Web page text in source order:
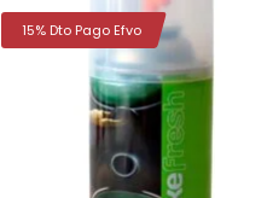
15% Dto Pago Efvo